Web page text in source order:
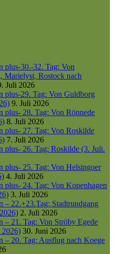
plus-30.-32. Tag: Von
Marielyst, Rostock nach
Juli 2026
plus-29. Tag: Von Guldborg
9. Juli 2026
plus- 28. Tag: Von Rönnede
8. Juli 2026
plus- 27. Tag: Von Roskilde
7. Juli 2026
plus- 26. Tag: Roskilde (3. Juli.
plus- 25. Tag: Von Helsingoer
4. Juli 2026
plus- 24. Tag: Von Kopenhagen
3. Juli 2026
– 22.+23.Tag: Stadtrundgang
2. Juli 2026
– 21. Tag: Von Ströby Egede
2026) 30. Juni 2026
– 20. Tag: Ausflug nach Koege